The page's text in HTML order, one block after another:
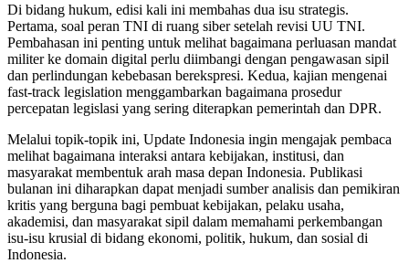
Di bidang hukum, edisi kali ini membahas dua isu strategis.
Pertama, soal peran TNI di ruang siber setelah revisi UU TNI.
Pembahasan ini penting untuk melihat bagaimana perluasan mandat
militer ke domain digital perlu diimbangi dengan pengawasan sipil
dan perlindungan kebebasan berekspresi. Kedua, kajian mengenai
fast-track legislation menggambarkan bagaimana prosedur
percepatan legislasi yang sering diterapkan pemerintah dan DPR.
Melalui topik-topik ini, Update Indonesia ingin mengajak pembaca
melihat bagaimana interaksi antara kebijakan, institusi, dan
masyarakat membentuk arah masa depan Indonesia. Publikasi
bulanan ini diharapkan dapat menjadi sumber analisis dan pemikiran
kritis yang berguna bagi pembuat kebijakan, pelaku usaha,
akademisi, dan masyarakat sipil dalam memahami perkembangan
isu-isu krusial di bidang ekonomi, politik, hukum, dan sosial di
Indonesia.